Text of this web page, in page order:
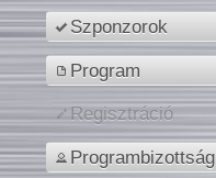
Szponzorok
Program
Regisztráció
Programbizottság